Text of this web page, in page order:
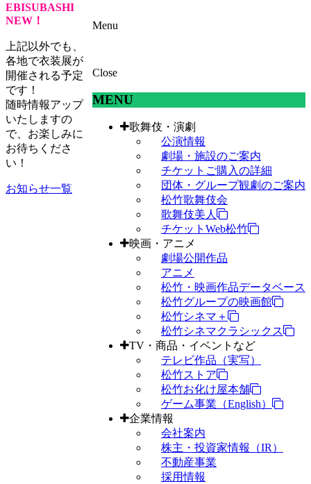
Menu
Close
MENU
歌舞伎・演劇
公演情報
劇場・施設のご案内
チケットご購入の詳細
団体・グループ観劇のご案内
松竹歌舞伎会
歌舞伎美人
チケットWeb松竹
映画・アニメ
劇場公開作品
アニメ
松竹・映画作品データベース
松竹グループの映画館
松竹シネマ＋
松竹シネマクラシックス
TV・商品・イベントなど
テレビ作品（実写）
松竹ストア
松竹お化け屋本舗
ゲーム事業（English）
企業情報
会社案内
株主・投資家情報（IR）
不動産事業
採用情報
EBISUBASHI
NEW！
上記以外でも、
各地で衣装展が
開催される予定
です！
随時情報アップ
いたしますの
で、お楽しみに
お待ちくださ
い！
お知らせ一覧